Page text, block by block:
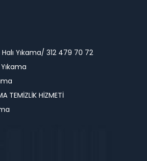
Yıkama/ 312 479 70 72
TEMİZLİK HİZMETİ